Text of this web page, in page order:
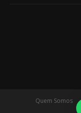
Quem Somos